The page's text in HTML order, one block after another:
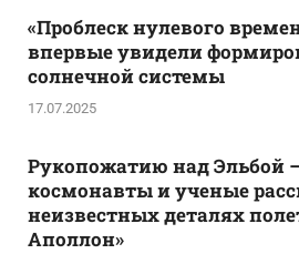
«Проблеск нулевого
впервые увидели
солнечной системы
17.07.2025
Рукопожатию над Эльбой –
космонавты и ученые
неизвестных деталях
Аполлон»